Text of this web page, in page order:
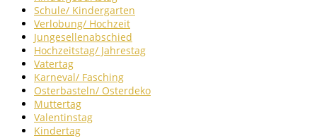
Schule/ Kindergarten
Verlobung/ Hochzeit
Jungesellenabschied
Hochzeitstag/ Jahrestag
Vatertag
Karneval/ Fasching
Osterbasteln/ Osterdeko
Muttertag
Valentinstag
Kindertag